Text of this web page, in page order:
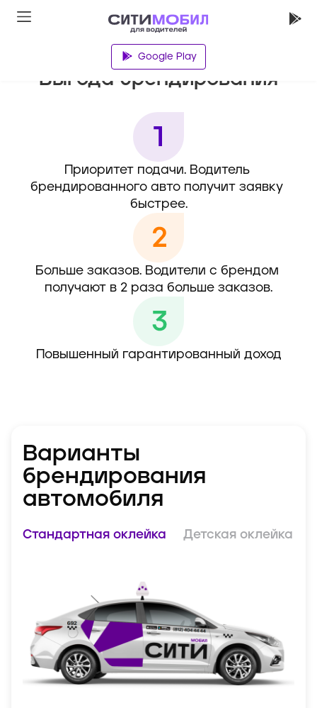
Google Play
Выгода брендирования
Приоритет подачи. Водитель
брендированного авто получит заявку
быстрее.
Больше заказов. Водители с брендом
получают в 2 раза больше заказов.
Повышенный гарантированный доход
Варианты
брендирования
автомобиля
Стандартная оклейка Детская оклейка